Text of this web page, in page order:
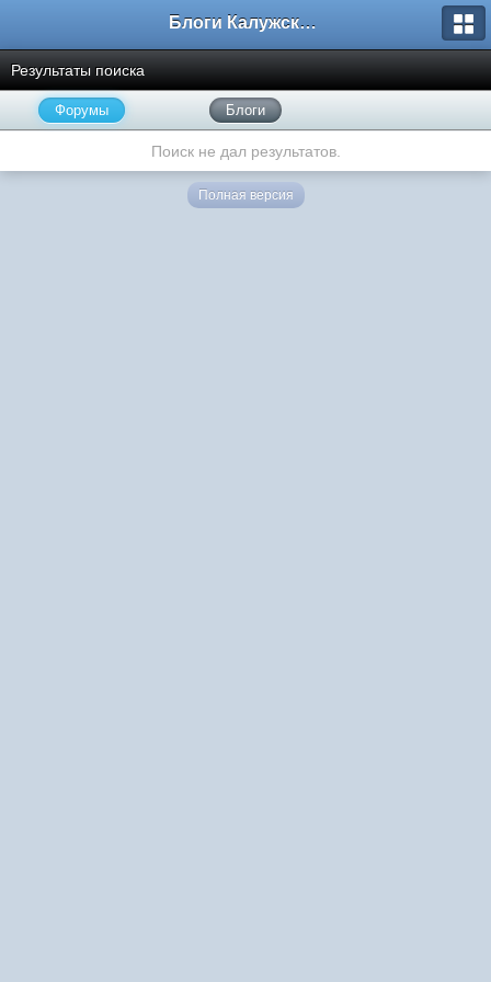
Блоги Калужского перекрестка
Результаты поиска
Форумы Блоги
Поиск не дал результатов.
Полная версия